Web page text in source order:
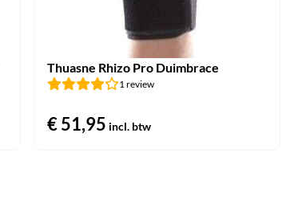
Thuasne Rhizo Pro Duimbrace
1 review
€51,95 incl. btw